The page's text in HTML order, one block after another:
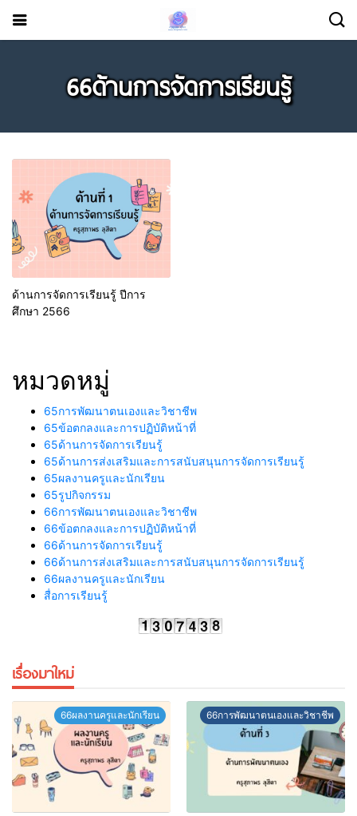
66ด้านการจัดการเรียนรู้
ด้านการจัดการเรียนรู้ ปีการ
ศึกษา 2566
หมวดหมู่
65การพัฒนาตนเองและวิชาชีพ
65ข้อตกลงและการปฏิบัติหน้าที่
65ด้านการจัดการเรียนรู้
65ด้านการส่งเสริมและการสนับสนุนการจัดการเรียนรู้
65ผลงานครูและนักเรียน
65รูปกิจกรรม
66การพัฒนาตนเองและวิชาชีพ
66ข้อตกลงและการปฏิบัติหน้าที่
66ด้านการจัดการเรียนรู้
66ด้านการส่งเสริมและการสนับสนุนการจัดการเรียนรู้
66ผลงานครูและนักเรียน
สื่อการเรียนรู้
เรื่องมาใหม่
66ผลงานครูและนักเรียน 66การพัฒนาตนเองและวิชาชีพ